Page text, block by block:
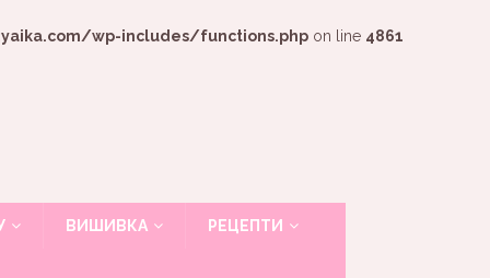
wp-includes/functions.php on line 4861
ВИШИВКА РЕЦЕПТИ